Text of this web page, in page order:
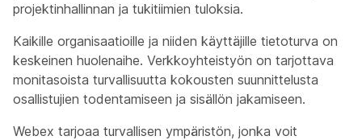
projektinhallinnan ja tukitiimien tuloksia.
Kaikille organisaatioille ja niiden käyttäjille tietoturva on
keskeinen huolenaihe. Verkkoyhteistyön on tarjottava
monitasoista turvallisuutta kokousten suunnittelusta
osallistujien todentamiseen ja sisällön jakamiseen.
Webex tarjoaa turvallisen ympäristön, jonka voit